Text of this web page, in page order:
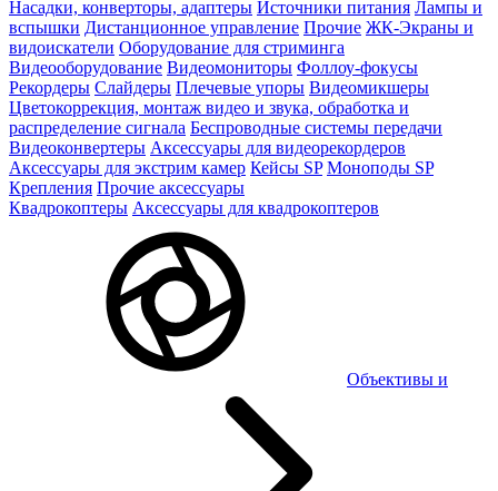
Насадки, конверторы, адаптеры Источники питания Лампы и
вспышки Дистанционное управление Прочие ЖК-Экраны и
видоискатели Оборудование для стриминга
Видеооборудование Видеомониторы Фоллоу-фокусы
Рекордеры Слайдеры Плечевые упоры Видеомикшеры
Цветокоррекция, монтаж видео и звука, обработка и
распределение сигнала Беспроводные системы передачи
Видеоконвертеры Аксессуары для видеорекордеров
Аксессуары для экстрим камер Кейсы SP Моноподы SP
Крепления Прочие аксессуары
Квадрокоптеры Аксессуары для квадрокоптеров
Объективы и